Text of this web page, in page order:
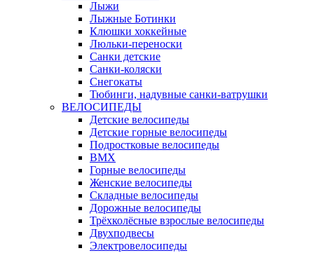
Лыжи
Лыжные Ботинки
Клюшки хоккейные
Люльки-переноски
Санки детские
Санки-коляски
Снегокаты
Тюбинги, надувные санки-ватрушки
ВЕЛОСИПЕДЫ
Детские велосипеды
Детские горные велосипеды
Подростковые велосипеды
BMX
Горные велосипеды
Женские велосипеды
Складные велосипеды
Дорожные велосипеды
Трёхколёсные взрослые велосипеды
Двухподвесы
Электровелосипеды